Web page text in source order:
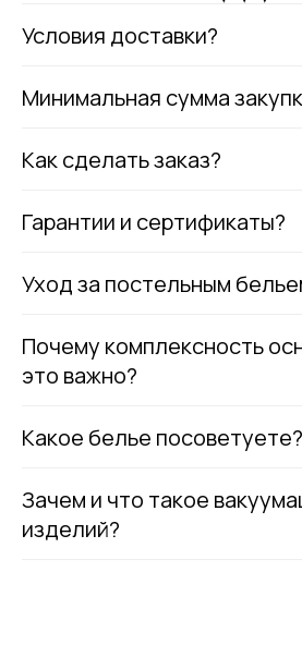
Условия доставки?
Минимальная сумма
Как сделать заказ?
Гарантии и сертификаты?
Уход за постельным
Почему комплексность
это важно?
Какое белье посоветуете?
Зачем и что такое
изделий?